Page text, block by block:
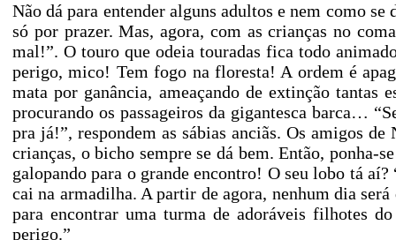
Não dá para entender alguns adultos e nem como
só por prazer. Mas, agora, com as crianças no
mal!”. O touro que odeia touradas fica todo
perigo, mico! Tem fogo na floresta! A ordem é
mata por ganância, ameaçando de extinção tantas
procurando os passageiros da gigantesca barca…
pra já!”, respondem as sábias anciãs. Os amigos
crianças, o bicho sempre se dá bem. Então, ponha-
galopando para o grande encontro! O seu lobo tá
cai na armadilha. A partir de agora, nenhum dia
para encontrar uma turma de adoráveis filhotes
perigo.”